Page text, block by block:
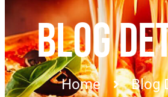
BLOG
Home Blog